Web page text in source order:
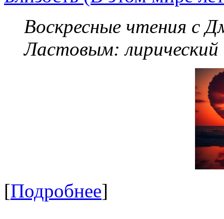
Воскресные чтения с
Ластовым:
[Подробнее]